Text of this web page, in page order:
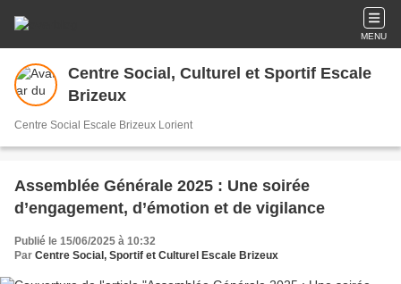
MENU
Centre Social, Culturel et Sportif Escale
Brizeux
Centre Social Escale Brizeux Lorient
Assemblée Générale 2025 : Une soirée
d’engagement, d’émotion et de vigilance
Publié le 15/06/2025 à 10:32
Par Centre Social, Sportif et Culturel Escale Brizeux